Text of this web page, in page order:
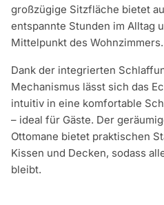
großzügige Sitzfläche bietet
entspannte Stunden im Alltag
Mittelpunkt des Wohnzimmers.
Dank der integrierten
Mechanismus lässt sich das
intuitiv in eine komfortable
– ideal für Gäste. Der
Ottomane bietet praktischen
Kissen und Decken, sodass
bleibt.